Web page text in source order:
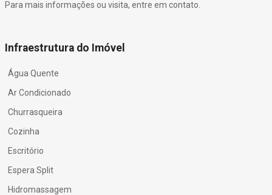
Para mais informações ou visita, entre em contato.
Infraestrutura do Imóvel
Água Quente
Ar Condicionado
Churrasqueira
Cozinha
Escritório
Espera Split
Hidromassagem